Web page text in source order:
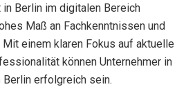
Berlin im digitalen Bereich
Maß an Fachkenntnissen und
einem klaren Fokus auf aktuelle
können Unternehmer in
erfolgreich sein.